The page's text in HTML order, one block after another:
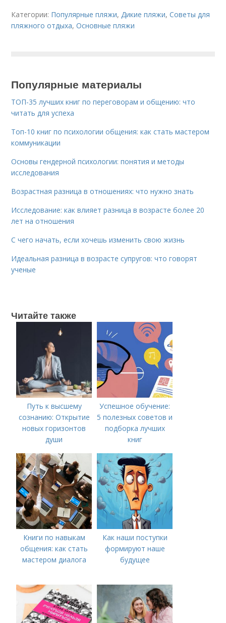
Категории: Популярные пляжи,Дикие пляжи,Советы для
пляжного отдыха,Основные пляжи
Популярные материалы
ТОП-35 лучших книг по переговорам и общению: что
читать для успеха
Топ-10 книг по психологии общения: как стать мастером
коммуникации
Основы гендерной психологии: понятия и методы
исследования
Возрастная разница в отношениях: что нужно знать
Исследование: как влияет разница в возрасте более 20
лет на отношения
С чего начать, если хочешь изменить свою жизнь
Идеальная разница в возрасте супругов: что говорят
ученые
Читайте также
Путь к высшему
сознанию: Открытие
новых горизонтов
души
Успешное обучение:
5 полезных советов и
подборка лучших
книг
Книги по навыкам
общения: как стать
мастером диалога
Как наши поступки
формируют наше
будущее